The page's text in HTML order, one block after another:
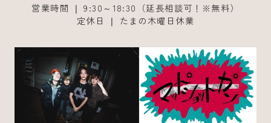
営業時間 ❘ 9:30～18:30（延長相談可！※無料）
定休日 ❘ たまの木曜日休業